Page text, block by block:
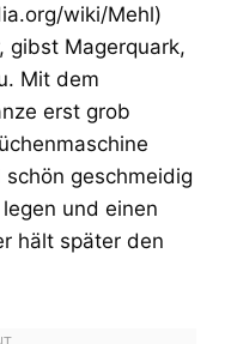
wiki/Mehl)
gibst Magerquark,
Mit dem
erst grob
geschmeidig
und einen
hält später den